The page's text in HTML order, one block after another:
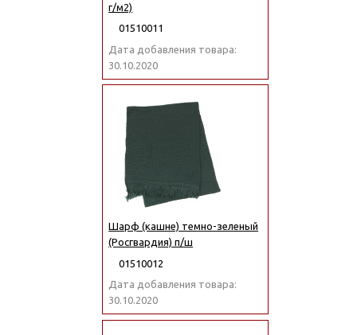
г/м2)
01510011
Дата добавления товара:
30.10.2020
Шарф (кашне) темно-зеленый
(Росгвардия) п/ш
01510012
Дата добавления товара:
30.10.2020